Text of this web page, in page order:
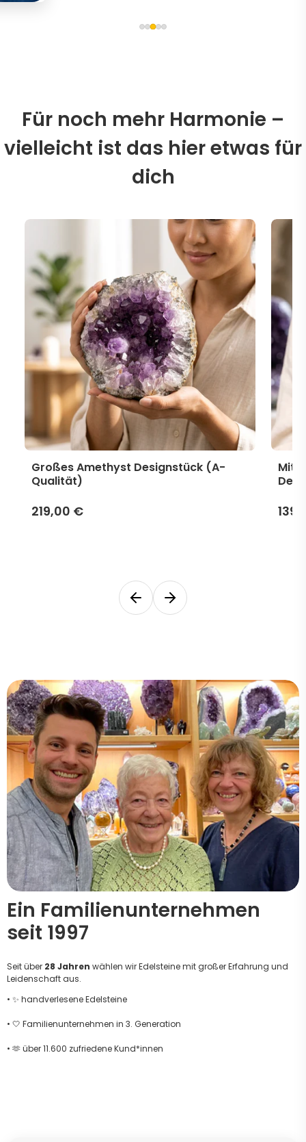
Für noch mehr Harmonie –
vielleicht ist das hier etwas für
dich
Großes Amethyst Designstück (A-
Qualität)
219,00 €
Ein Familienunternehmen
seit 1997
Seit über 28 Jahren wählen wir Edelsteine mit großer Erfahrung und
Leidenschaft aus.
• ✨ handverlesene Edelsteine
• 🤍 Familienunternehmen in 3. Generation
• 🫶 über 11.600 zufriedene Kund*innen